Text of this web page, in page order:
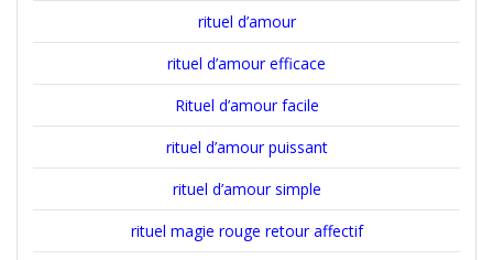
rituel d’amour
rituel d’amour efficace
Rituel d’amour facile
rituel d’amour puissant
rituel d’amour simple
rituel magie rouge retour affectif